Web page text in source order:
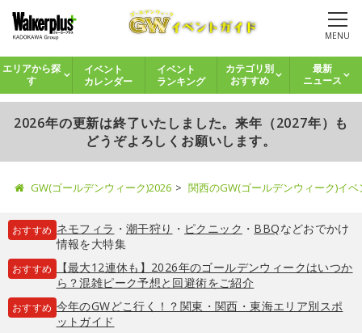
MENU
エリアから探
す
イベント
カレンダー
イベント
ランキング
カテゴリ別
おすすめ
最新
ニュース
2026年の更新は終了いたしました。来年（2027年）も
どうぞよろしくお願いします。
GW(ゴールデンウィーク)2026 関西のGW(ゴールデンウィーク)イ
おすすめ ネモフィラ ・ 潮干狩り ・ ピクニック ・ BBQなどおでかけ
情報を大特集
おすすめ
【最大12連休も】2026年のゴールデンウィークはいつか
ら？混雑ピーク予想と回避術をご紹介
おすすめ 今年のGWどこ行く！？関東・関西・東海エリア別スポ
ットガイド